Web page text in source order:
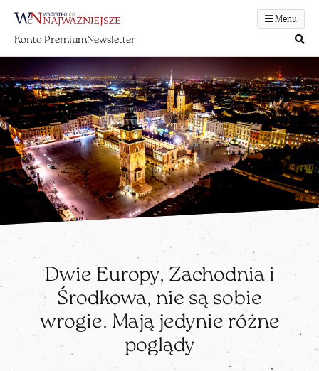
Menu
Konto PremiumNewsletter
Dwie Europy, Zachodnia i
Środkowa, nie są sobie
wrogie. Mają jedynie różne
poglądy